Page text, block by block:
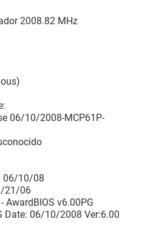
libre)
102 teclas o Microsoft
2
almacenamiento masivo
2008.82 MHz
06/10/2008-MCP61P-
06/10/08
21/06
AwardBIOS v6.00PG
Date: 06/10/2008 Ver:6.00